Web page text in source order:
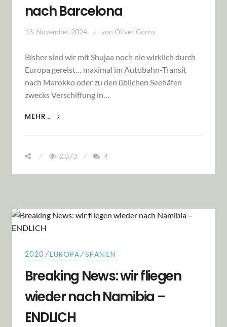
nach Barcelona
13. November 2024 von Oliver Gorny
Bisher sind wir mit Shujaa noch nie wirklich durch
Europa gereist… maximal im Autobahn-Transit
nach Marokko oder zu den üblichen Seehäfen
zwecks Verschiffung in…
MEHR…
EINE KURZE REISE-ETAPPE … MAL GANZ
2.373 4
2020 ⁄EUROPA⁄SPANIEN
Breaking News: wir fliegen
wieder nach Namibia –
ENDLICH